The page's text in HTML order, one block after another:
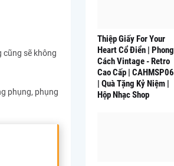
cũng sẽ không
phụng, phụng
Thiệp Giấy For Your
Heart Cổ Điển | Phong
Cách Vintage - Retro
Cao Cấp | CAHMSP06
| Quà Tặng Kỷ Niệm |
Hộp Nhạc Shop